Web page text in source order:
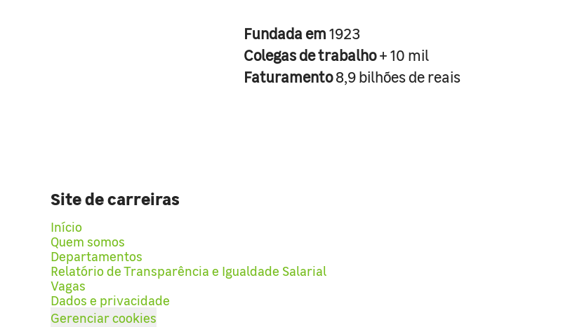
Fundada em1923
Colegas de trabalho+ 10 mil
Faturamento8,9 bilhões de reais
Site de carreiras
Início
Quem somos
Departamentos
Relatório de Transparência e Igualdade Salarial
Vagas
Dados e privacidade
Gerenciar cookies